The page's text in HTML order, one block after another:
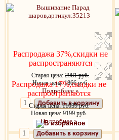
Распродажа 37%,скидки не
распространяются
Старая цена: 2981 руб.
Новая цена: 1866 руб.
Подробнее »
Добавить в корзину
В избранное
Распродажа 17%,скидки не
распространяются
Старая цена:11039 руб.
Новая цена: 9199 руб.
Подробнее »
Добавить в корзину